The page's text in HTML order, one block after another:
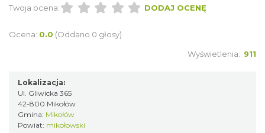
Twoja ocena:
DODAJ OCENĘ
Ocena: 0.0 (Oddano 0 głosy)
Wyświetlenia: 911
Lokalizacja:
Ul. Gliwicka 365
42-800 Mikołów
Gmina: Mikołów
Powiat: mikołowski